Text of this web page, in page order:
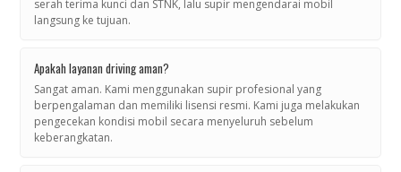
serah terima kunci dan STNK, lalu supir mengendarai mobil
langsung ke tujuan.
Apakah layanan driving aman?
Sangat aman. Kami menggunakan supir profesional yang
berpengalaman dan memiliki lisensi resmi. Kami juga melakukan
pengecekan kondisi mobil secara menyeluruh sebelum
keberangkatan.